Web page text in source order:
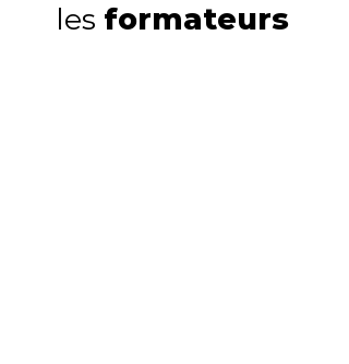
les formateurs